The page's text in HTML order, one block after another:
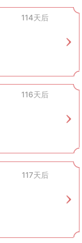
114天后
116天后
117天后